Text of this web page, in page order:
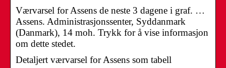
Værvarsel for Assens de neste 3 dagene i graf. …
Assens. Administrasjonssenter, Syddanmark
(Danmark), 14 moh. Trykk for å vise informasjon
om dette stedet.
Detaljert værvarsel for Assens som tabell